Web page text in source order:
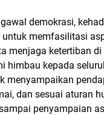
demokrasi,
memfasilitasi
menjaga ketertiban di
himbau kepada
menyampaikan
dan sesuai aturan
penyampaian